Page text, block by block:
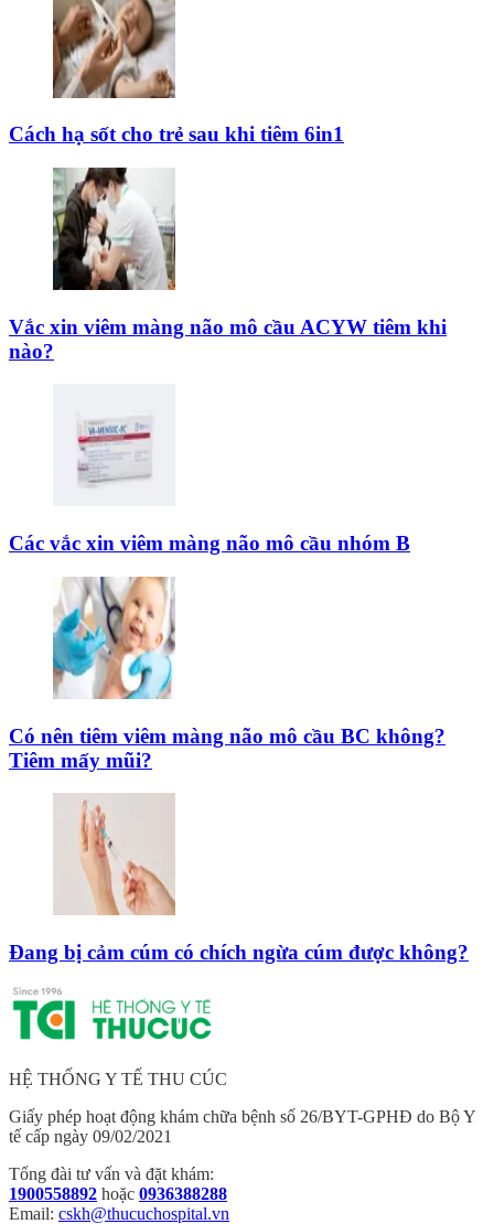
Cách hạ sốt cho trẻ sau khi tiêm 6in1
Vắc xin viêm màng não mô cầu ACYW tiêm khi
nào?
Các vắc xin viêm màng não mô cầu nhóm B
Có nên tiêm viêm màng não mô cầu BC không?
Tiêm mấy mũi?
Đang bị cảm cúm có chích ngừa cúm được không?
HỆ THỐNG Y TẾ THU CÚC
Giấy phép hoạt động khám chữa bệnh số 26/BYT-GPHĐ do Bộ Y
tế cấp ngày 09/02/2021
Tổng đài tư vấn và đặt khám:
1900558892 hoặc 0936388288
Email: cskh@thucuchospital.vn